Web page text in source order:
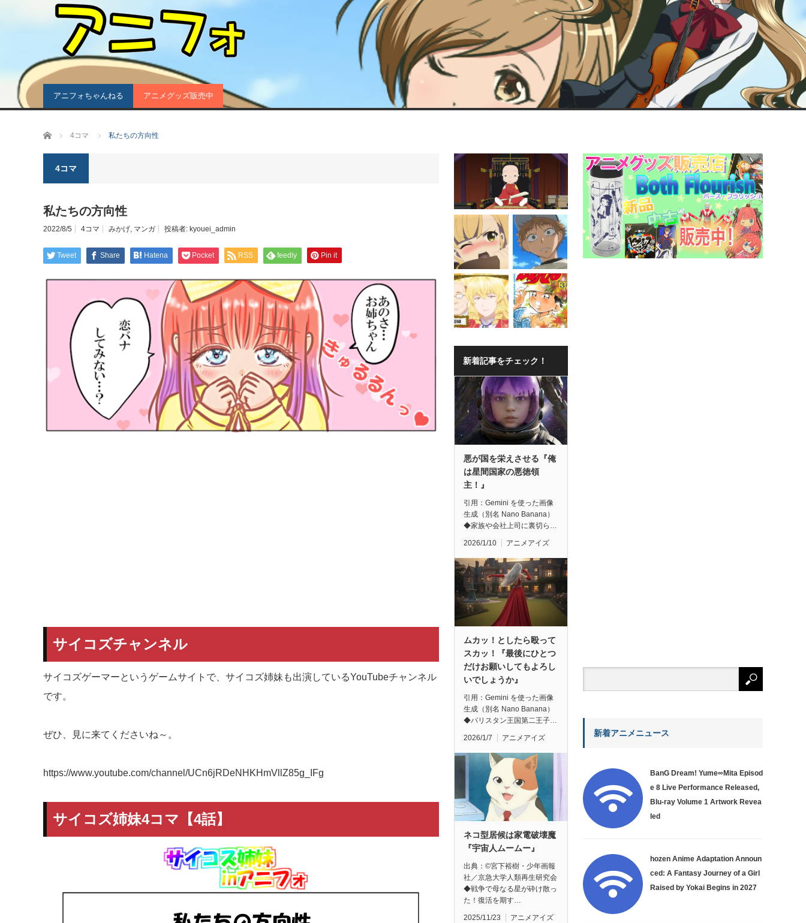
アニフォちゃんねる アニメグッズ販売中
ホーム 4コマ 私たちの方向性
4コマ
私たちの方向性
2022/8/5 4コマ みかげ, マンガ 投稿者: kyouei_admin
Tweet Share Hatena Pocket RSS feedly Pin it
サイコズチャンネル
サイコズゲーマーというゲームサイトで、サイコズ姉妹も出演しているYouTubeチャンネル
です。
ぜひ、見に来てくださいね～。
https://www.youtube.com/channel/UCn6jRDeNHKHmVllZ85g_IFg
サイコズ姉妹4コマ【4話】
新着記事をチェック！
悪が国を栄えさせる『俺
は星間国家の悪徳領
主！』
引用：Gemini を使った画像
生成（別名 Nano Banana）
◆家族や会社上司に裏切ら…
2026/1/10 アニメアイズ
ムカッ！としたら殴って
スカッ！『最後にひとつ
だけお願いしてもよろし
いでしょうか』
引用：Gemini を使った画像
生成（別名 Nano Banana）
◆パリスタン王国第二王子…
2026/1/7 アニメアイズ
ネコ型居候は家電破壊魔
『宇宙人ムームー』
出典：©宮下裕樹・少年画報
社／京急大学人類再生研究会
◆戦争で母なる星が砕け散っ
た！復活を期す…
2025/11/23 アニメアイズ
新着アニメニュース
BanG Dream! Yume∞Mita Episod
e 8 Live Performance Released,
Blu-ray Volume 1 Artwork Revea
led
hozen Anime Adaptation Announ
ced: A Fantasy Journey of a Girl
Raised by Yokai Begins in 2027